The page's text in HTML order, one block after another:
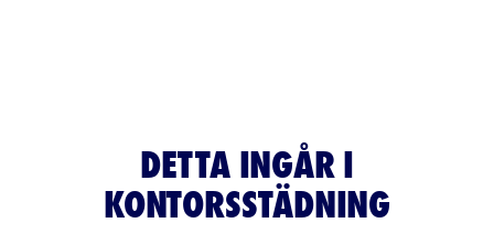
DETTA INGÅR I
KONTORSSTÄDNING